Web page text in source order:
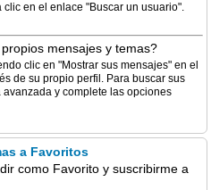
en el enlace "Buscar un usuario".
mensajes y temas?
clic en "Mostrar sus mensajes" en el
de su propio perfil. Para buscar sus
y complete las opciones
a Favoritos
como Favorito y suscribirme a